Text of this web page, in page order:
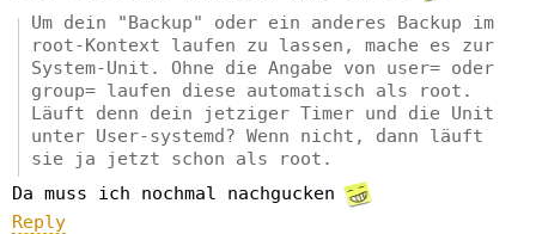
Um dein "Backup" oder ein anderes Backup im
root-Kontext laufen zu lassen, mache es zur
System-Unit. Ohne die Angabe von user= oder
group= laufen diese automatisch als root.
Läuft denn dein jetziger Timer und die Unit
unter User-systemd? Wenn nicht, dann läuft
sie ja jetzt schon als root.
Da muss ich nochmal nachgucken
Reply